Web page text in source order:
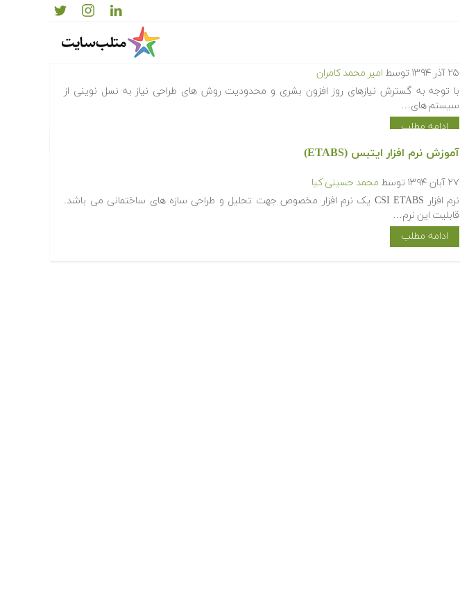
۲۵ آذر ۱۳۹۴ توسط امیر محمد کامران
با توجه به گسترش نیازهای روز افزون بشری و محدودیت روش های طراحی نیاز به نسل نوینی از
سیستم های…
ادامه مطلب
آموزش نرم افزار ایتبس (ETABS)
۲۷ آبان ۱۳۹۴ توسط محمد حسینی کیا
نرم افزار CSI ETABS یک نرم افزار مخصوص جهت تحلیل و طراحی سازه های ساختمانی می باشد.
قابلیت این نرم…
ادامه مطلب